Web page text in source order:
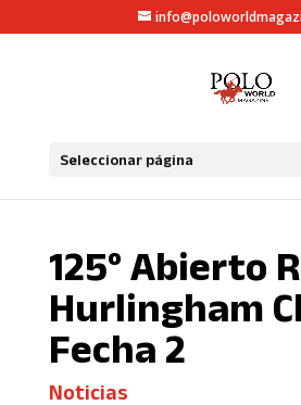
Seleccionar página
125° Abierto
Hurlingham
Fecha 2
Noticias